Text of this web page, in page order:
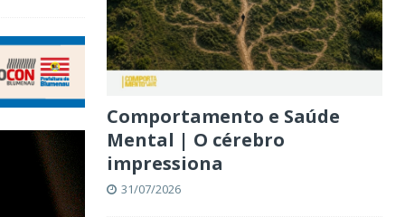
Comportamento e Saúde
Mental | O cérebro
impressiona
31/07/2026